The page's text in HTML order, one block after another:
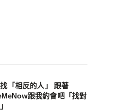
「相反的人」 跟著
跟我約會吧「找對